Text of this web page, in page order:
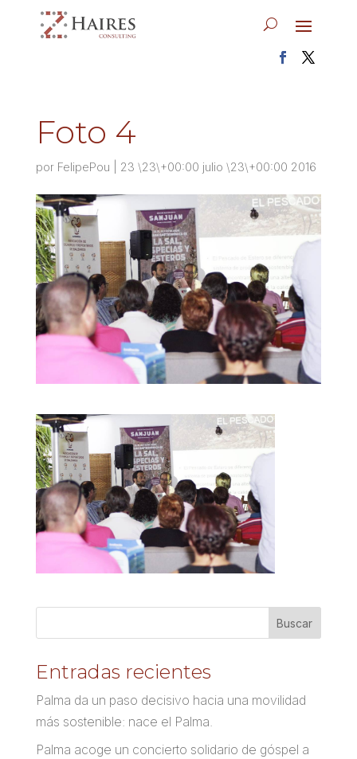
Foto 4
por FelipePou 23 \23\+00:00 julio \23\+00:00 2016
Entradas recientes
Palma da un paso decisivo hacia una movilidad
más sostenible: nace el Palma.
Palma acoge un concierto solidario de góspel a